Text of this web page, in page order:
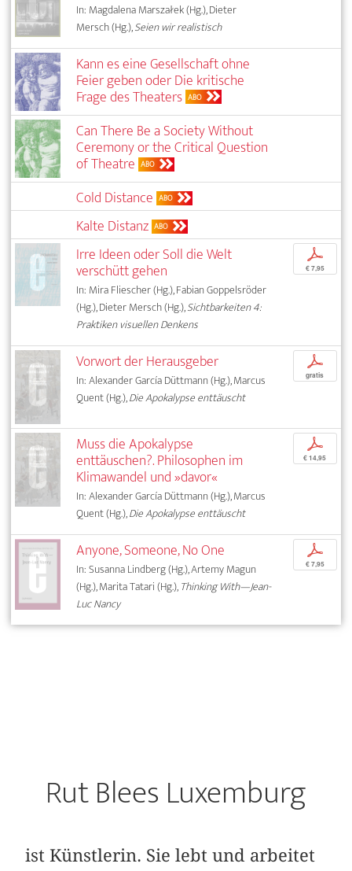
In: Magdalena Marszałek (Hg.), Dieter
Mersch (Hg.),Seien wir realistisch
Kann es eine Gesellschaft ohne
Feier geben oder Die kritische
Frage des Theaters ABO
Can There Be a Society Without
Ceremony or the Critical Question
of Theatre ABO
Cold Distance ABO
Kalte Distanz ABO
Irre Ideen oder Soll die Welt
verschütt gehen
In: Mira Fliescher (Hg.), Fabian Goppelsröder
(Hg.), Dieter Mersch (Hg.),Sichtbarkeiten 4:
Praktiken visuellen Denkens
p
€ 7,95
Vorwort der Herausgeber
In: Alexander García Düttmann (Hg.), Marcus
Quent (Hg.),Die Apokalypse enttäuscht
p
gratis
Muss die Apokalypse
enttäuschen?. Philosophen im
Klimawandel und »davor«
In: Alexander García Düttmann (Hg.), Marcus
Quent (Hg.),Die Apokalypse enttäuscht
p
€ 14,95
Anyone, Someone, No One
In: Susanna Lindberg (Hg.), Artemy Magun
(Hg.), Marita Tatari (Hg.),Thinking With—Jean-
Luc Nancy
p
€ 7,95
Rut Blees Luxemburg
ist Künstlerin. Sie lebt und arbeitet